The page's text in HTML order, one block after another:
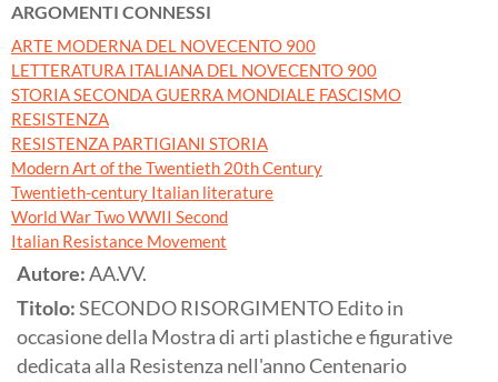
ARGOMENTI CONNESSI
ARTE MODERNA DEL NOVECENTO 900
LETTERATURA ITALIANA DEL NOVECENTO 900
STORIA SECONDA GUERRA MONDIALE FASCISMO
RESISTENZA
RESISTENZA PARTIGIANI STORIA
Modern Art of the Twentieth 20th Century
Twentieth-century Italian literature
World War Two WWII Second
Italian Resistance Movement
Autore:AA.VV.
Titolo:SECONDO RISORGIMENTO Edito in
occasione della Mostra di arti plastiche e figurative
dedicata alla Resistenza nell'anno Centenario